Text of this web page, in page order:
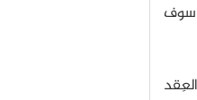
سوف